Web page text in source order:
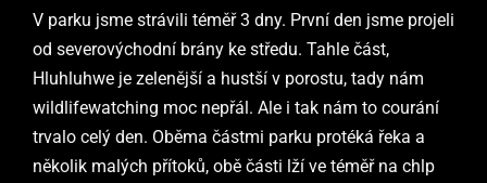
V parku jsme strávili téměř 3 dny. První den jsme projeli
od severovýchodní brány ke středu. Tahle část,
Hluhluhwe je zelenější a hustší v porostu, tady nám
wildlifewatching moc nepřál. Ale i tak nám to courání
trvalo celý den. Oběma částmi parku protéká řeka a
několik malých přítoků, obě části lží ve téměř na chlp